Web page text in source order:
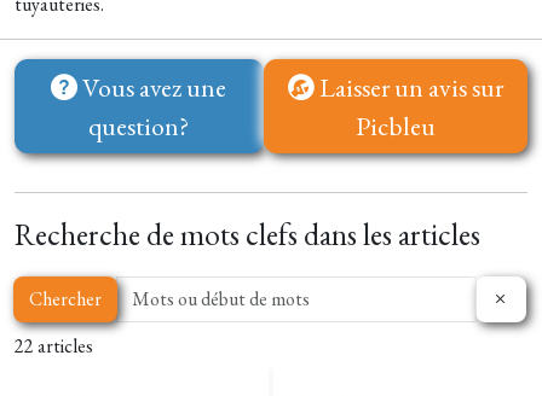
Vous avez une
question?
Laisser un avis sur
Picbleu
Recherche de mots clefs dans les articles
Chercher
22 articles